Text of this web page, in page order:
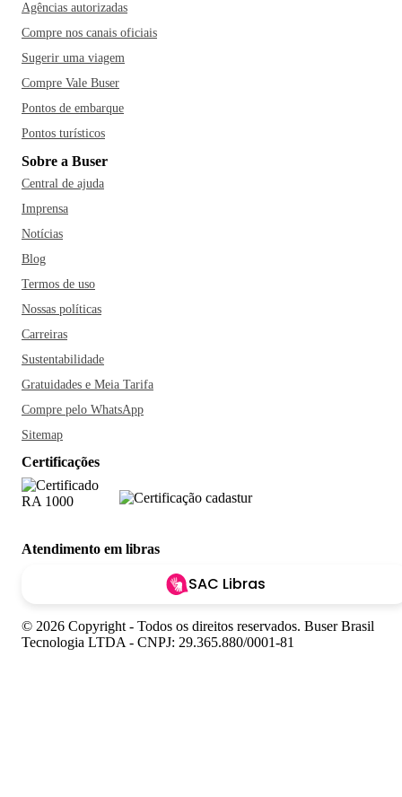
Agências autorizadas
Compre nos canais oficiais
Sugerir uma viagem
Compre Vale Buser
Pontos de embarque
Pontos turísticos
Sobre a Buser
Central de ajuda
Imprensa
Notícias
Blog
Termos de uso
Nossas políticas
Carreiras
Sustentabilidade
Gratuidades e Meia Tarifa
Compre pelo WhatsApp
Sitemap
Certificações
Atendimento em libras
SAC Libras
© 2026 Copyright - Todos os direitos reservados. Buser Brasil
Tecnologia LTDA - CNPJ: 29.365.880/0001-81